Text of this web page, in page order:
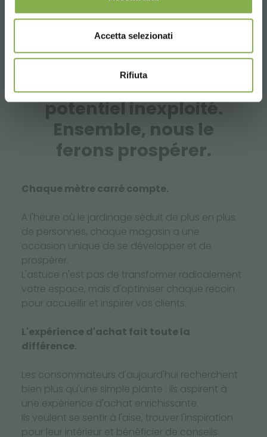
Accetta selezionati
Rifiuta
INSPIRATION | PROJET | RÉNOVATION
Votre magasin a un
potentiel inexploité.
Ensemble, nous le
ferons prospérer.
Chaque mètre carré compte.
À l'heure où le jardinage séduit de plus en plus
de personnes, chaque magasin a une
occasion unique de se développer et de
prospérer.
L'astuce n'est pas de transformer radicalement
votre espace, mais d'optimiser chaque recoin
pour accueillir et inspirer vos clients.
L'expérience d'achat fait toute la
différence.
Les consommateurs d'aujourd'hui recherchent
bien plus qu'une simple plante : ils aspirent à
une expérience d'achat enrichissante.
Ils veulent se sentir à l'aise, trouver l'inspiration
pour leur intérieur et bénéficier de conseils